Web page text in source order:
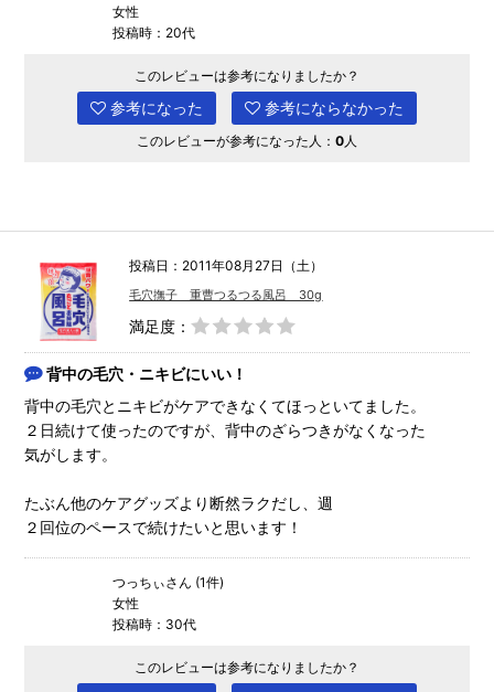
女性
投稿時：20代
このレビューは参考になりましたか？
参考になった 参考にならなかった
このレビューが参考になった人： 0 人
投稿日：2011年08月27日（土）
毛穴撫子 重曹つるつる風呂 30g
満足度：
背中の毛穴・ニキビにいい！
背中の毛穴とニキビがケアできなくてほっといてました。
２日続けて使ったのですが、背中のざらつきがなくなった
気がします。
たぶん他のケアグッズより断然ラクだし、週
２回位のペースで続けたいと思います！
つっちぃさん (1件)
女性
投稿時：30代
このレビューは参考になりましたか？